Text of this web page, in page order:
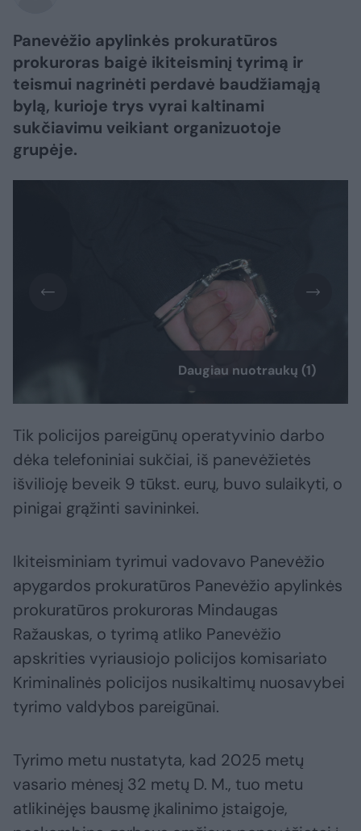
Panevėžio apylinkės prokuratūros
prokuroras baigė ikiteisminį tyrimą ir
teismui nagrinėti perdavė baudžiamąją
bylą, kurioje trys vyrai kaltinami
sukčiavimu veikiant organizuotoje
grupėje.
Daugiau nuotraukų (1)
Tik policijos pareigūnų operatyvinio darbo
dėka telefoniniai sukčiai, iš panevėžietės
išvilioję beveik 9 tūkst. eurų, buvo sulaikyti, o
pinigai grąžinti savininkei.
Ikiteisminiam tyrimui vadovavo Panevėžio
apygardos prokuratūros Panevėžio apylinkės
prokuratūros prokuroras Mindaugas
Ražauskas, o tyrimą atliko Panevėžio
apskrities vyriausiojo policijos komisariato
Kriminalinės policijos nusikaltimų nuosavybei
tyrimo valdybos pareigūnai.
Tyrimo metu nustatyta, kad 2025 metų
vasario mėnesį 32 metų D. M., tuo metu
atlikinėjęs bausmę įkalinimo įstaigoje,